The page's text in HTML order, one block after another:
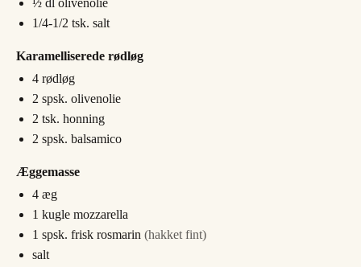
½ dl olivenolie
1/4-1/2 tsk. salt
Karamelliserede rødløg
4 rødløg
2 spsk. olivenolie
2 tsk. honning
2 spsk. balsamico
Æggemasse
4 æg
1 kugle mozzarella
1 spsk. frisk rosmarin (hakket fint)
salt